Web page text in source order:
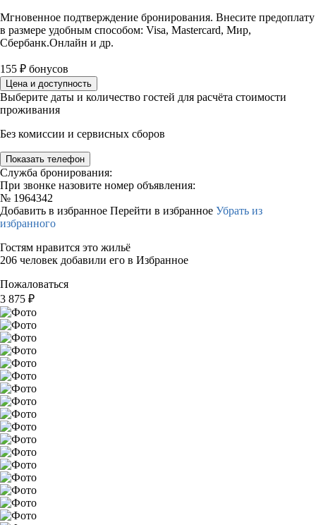
Мгновенное подтверждение бронирования. Внесите предоплату
в размере удобным способом: Visa, Mastercard, Мир,
Сбербанк.Онлайн и др.
155 ₽ бонусов
Цена и доступность
Выберите даты и количество гостей для расчёта стоимости
проживания
Без комиссии и сервисных сборов
Показать телефон
Служба бронирования:
При звонке назовите номер объявления:
№ 1964342
Добавить в избранное Перейти в избранное Убрать из
избранного
Гостям нравится это жильё
206 человек добавили его в Избранное
Пожаловаться
3 875 ₽